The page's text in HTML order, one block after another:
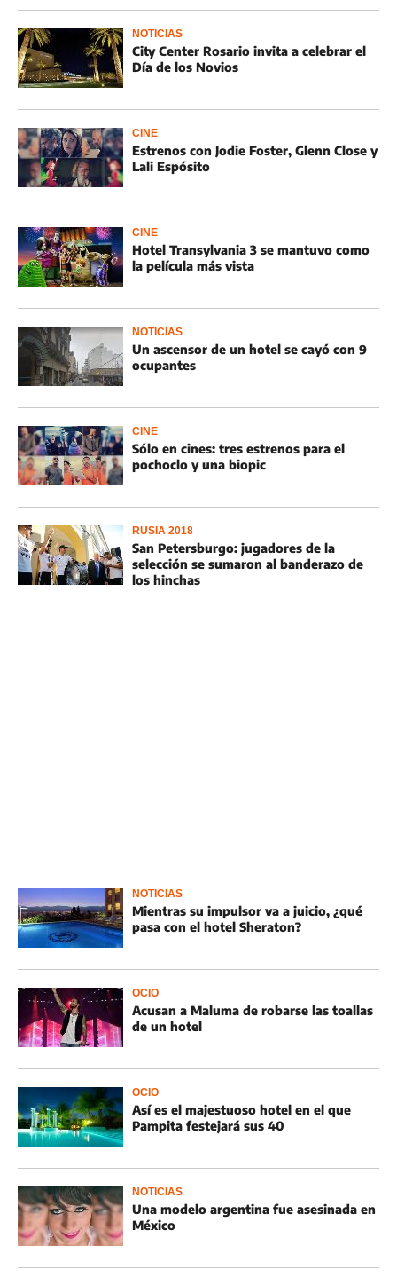
NOTICIAS
City Center Rosario invita a celebrar el
Día de los Novios
CINE
Estrenos con Jodie Foster, Glenn Close y
Lali Espósito
CINE
Hotel Transylvania 3 se mantuvo como
la película más vista
NOTICIAS
Un ascensor de un hotel se cayó con 9
ocupantes
CINE
Sólo en cines: tres estrenos para el
pochoclo y una biopic
RUSIA 2018
San Petersburgo: jugadores de la
selección se sumaron al banderazo de
los hinchas
NOTICIAS
Mientras su impulsor va a juicio, ¿qué
pasa con el hotel Sheraton?
OCIO
Acusan a Maluma de robarse las toallas
de un hotel
OCIO
Así es el majestuoso hotel en el que
Pampita festejará sus 40
NOTICIAS
Una modelo argentina fue asesinada en
México